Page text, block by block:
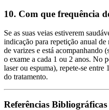
10. Com que frequência
Se as suas veias estiverem
indicação para repetição anual
de varizes e está acompanhando
o exame a cada 1 ou 2 anos. No
laser ou espuma), repete-se entre
do tratamento.
Referências Bibliográficas